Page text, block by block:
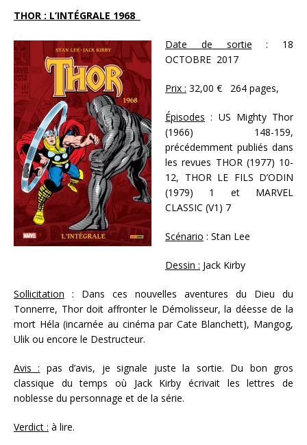
THOR : L’INTÉGRALE 1968
Date de sortie : 18
OCTOBRE 2017
Prix : 32,00 € 264 pages,
Épisodes : US Mighty Thor
(1966) 148-159,
précédemment publiés dans
les revues THOR (1977) 10-
12, THOR LE FILS D’ODIN
(1979) 1 et MARVEL
CLASSIC (V1) 7
Scénario : Stan Lee
Dessin : Jack Kirby
Sollicitation : Dans ces nouvelles aventures du Dieu du
Tonnerre, Thor doit affronter le Démolisseur,la déesse de la
mort Héla (incarnée au cinéma par Cate Blanchett), Mangog,
Ulik ou encore le Destructeur.
Avis : pas d’avis, je signale juste la sortie. Du bon gros
classique du temps où Jack Kirby écrivait les lettres de
noblesse du personnage et de la série.
Verdict : à lire.